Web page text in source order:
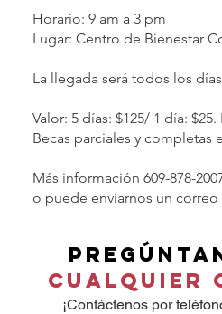
Horario: 9 am a 3 pm
Lugar: Centro de Bienestar
La llegada será todos los
Valor: 5 días: $125/ 1 día:
Becas parciales y completas
Más información 609-878-
o puede enviarnos un
Cualquier
¡Contáctenos por